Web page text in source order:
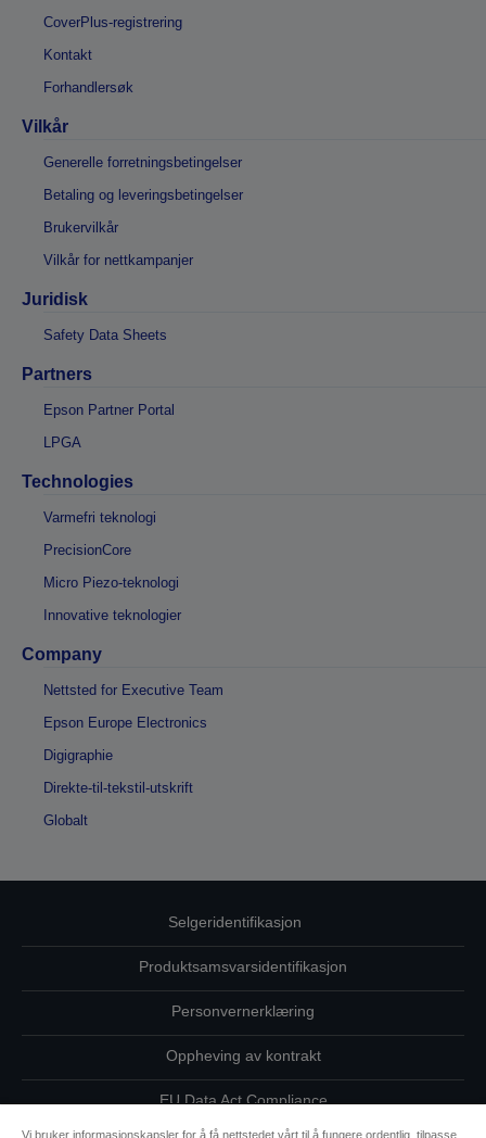
CoverPlus-registrering
Kontakt
Forhandlersøk
Vilkår
Generelle forretningsbetingelser
Betaling og leveringsbetingelser
Brukervilkår
Vilkår for nettkampanjer
Juridisk
Safety Data Sheets
Partners
Epson Partner Portal
LPGA
Technologies
Varmefri teknologi
PrecisionCore
Micro Piezo-teknologi
Innovative teknologier
Company
Nettsted for Executive Team
Epson Europe Electronics
Digigraphie
Direkte-til-tekstil-utskrift
Globalt
Selgeridentifikasjon
Produktsamsvarsidentifikasjon
Personvernerklæring
Oppheving av kontrakt
EU Data Act Compliance
Vi bruker informasjonskapsler for å få nettstedet vårt til å fungere ordentlig, tilpasse